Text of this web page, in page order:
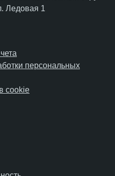
Ледовая 1
персональных
cookie